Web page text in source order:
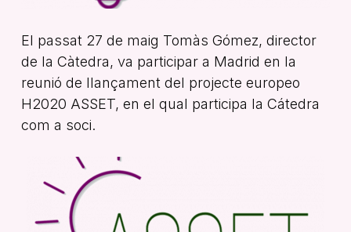
El passat 27 de maig Tomàs Gómez, director
de la Càtedra, va participar a Madrid en la
reunió de llançament del projecte europeo
H2020 ASSET, en el qual participa la Cátedra
com a soci.